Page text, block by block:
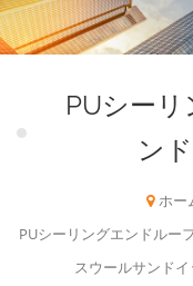
PUシー
ン
ホー
PUシーリングエンドルー
スウールサンド